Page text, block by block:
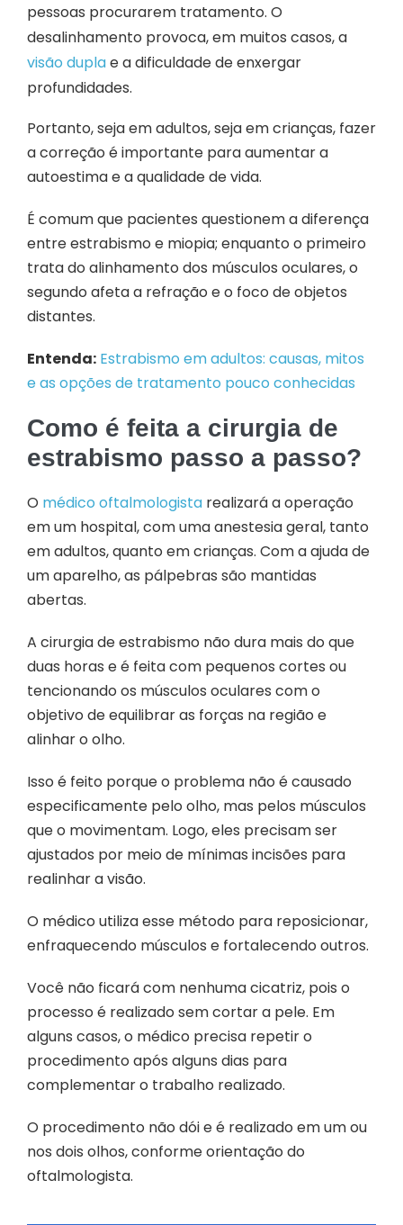
pessoas procurarem tratamento. O
desalinhamento provoca, em muitos casos, a
visão duplae a dificuldade de enxergar
profundidades.
Portanto, seja em adultos, seja em crianças, fazer
a correção é importante para aumentar a
autoestima e a qualidade de vida.
É comum que pacientes questionem a diferença
entre estrabismo e miopia; enquanto o primeiro
trata do alinhamento dos músculos oculares, o
segundo afeta a refração e o foco de objetos
distantes.
Entenda: Estrabismo em adultos: causas, mitos
e as opções de tratamento pouco conhecidas
Como é feita a cirurgia de
estrabismo passo a passo?
O médico oftalmologista realizará a operação
em um hospital, com uma anestesia geral, tanto
em adultos, quanto em crianças. Com a ajuda de
um aparelho, as pálpebras são mantidas
abertas.
A cirurgia de estrabismo não dura mais do que
duas horas e é feita com pequenos cortes ou
tencionando os músculos oculares com o
objetivo de equilibrar as forças na região e
alinhar o olho.
Isso é feito porque o problema não é causado
especificamente pelo olho, mas pelos músculos
que o movimentam. Logo, eles precisam ser
ajustados por meio de mínimas incisões para
realinhar a visão.
O médico utiliza esse método para reposicionar,
enfraquecendo músculos e fortalecendo outros.
Você não ficará com nenhuma cicatriz, pois o
processo é realizado sem cortar a pele. Em
alguns casos, o médico precisa repetir o
procedimento após alguns dias para
complementar o trabalho realizado.
O procedimento não dói e é realizado em um ou
nos dois olhos, conforme orientação do
oftalmologista.